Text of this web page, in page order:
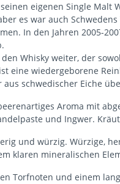
eigenen Single
es war auch
In den Jahren 2005-
Whisky weiter, der
eine wiedergeborene
schwedischer Eiche
Aroma mit
und Ingwer.
und würzig. Würzige,
klaren mineralischen
Torfnoten und einem